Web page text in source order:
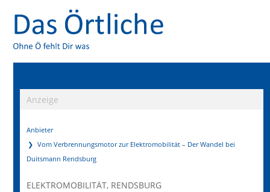
Anzeige
Anbieter
Vom Verbrennungsmotor zur Elektromobilität – Der Wandel bei
Duitsmann Rendsburg
ELEKTROMOBILITÄT, RENDSBURG